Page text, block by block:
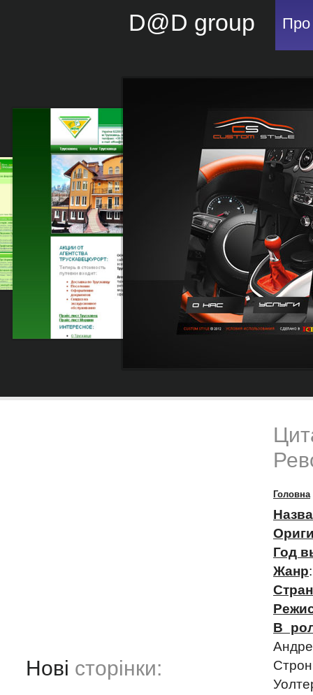
D@D group Про
Нові сторінки:
Головна
Год
Жанр
В